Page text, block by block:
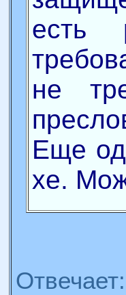
есть
не
Еще
хе.